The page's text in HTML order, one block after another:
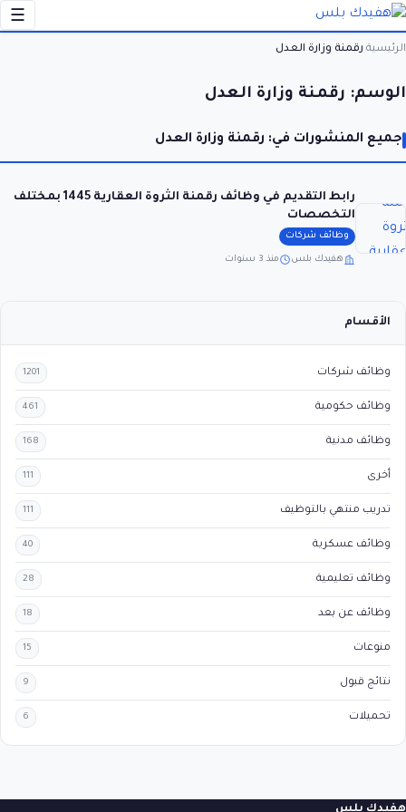
☰
الرئيسية رقمنة وزارة العدل
الوسم: رقمنة وزارة العدل
جميع المنشورات في: رقمنة وزارة العدل
رابط التقديم في وظائف رقمنة الثروة العقارية 1445 بمختلف
التخصصات
وظائف شركات
هفيدك بلس منذ 3 سنوات
الأقسام
وظائف شركات 1201
وظائف حكومية 461
وظائف مدنية 168
أخرى 111
تدريب منتهي بالتوظيف 111
وظائف عسكرية 40
وظائف تعليمية 28
وظائف عن بعد 18
منوعات 15
نتائج قبول 9
تحميلات 6
هفيدك بلس